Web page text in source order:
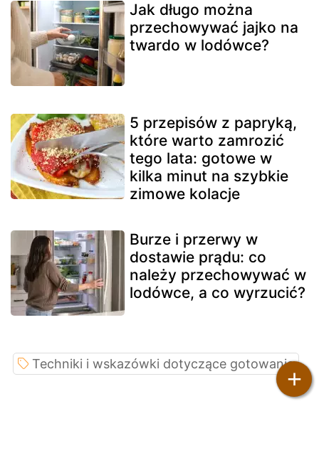
Jak długo można
przechowywać jajko na
twardo w lodówce?
5 przepisów z papryką,
które warto zamrozić
tego lata: gotowe w
kilka minut na szybkie
zimowe kolacje
Burze i przerwy w
dostawie prądu: co
należy przechowywać w
lodówce, a co wyrzucić?
+
Techniki i wskazówki dotyczące gotowania